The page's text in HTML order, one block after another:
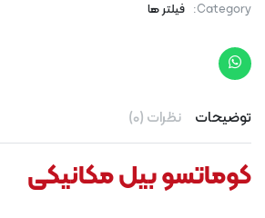
Category: فیلتر ها
توضیحات نظرات (0)
کوماتسو بیل مکانیکی